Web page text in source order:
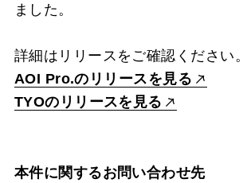
ました。
詳細はリリースをご確認ください。
AOI Pro.のリリースを見る
TYOのリリースを見る
本件に関するお問い合わせ先